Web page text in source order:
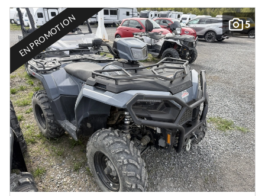
5
EN PROMOTION